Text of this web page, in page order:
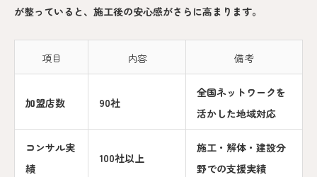
が整っていると、施工後の安心感がさらに高まります。
項目 内容 備考
加盟店数 90社
全国ネットワークを
活かした地域対応
コンサル実
績
100社以上
施工・解体・建設分
野での支援実績